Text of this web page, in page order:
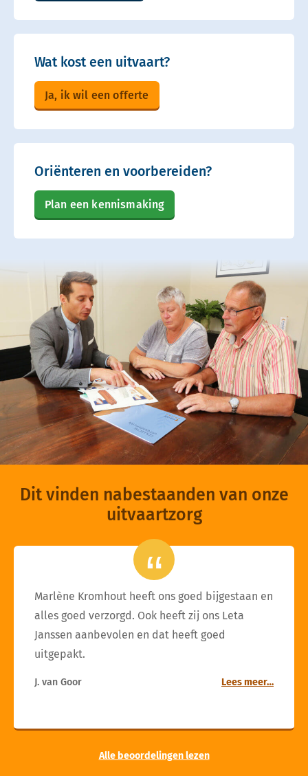
Wat kost een uitvaart?
Ja, ik wil een offerte
Oriënteren en voorbereiden?
Plan een kennismaking
Dit vinden nabestaanden van onze
uitvaartzorg
Marlène Kromhout heeft ons goed bijgestaan en
alles goed verzorgd. Ook heeft zij ons Leta
Janssen aanbevolen en dat heeft goed
uitgepakt.
J. van Goor Lees meer…
Alle beoordelingen lezen